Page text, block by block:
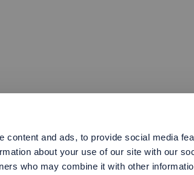
content and ads, to provide social media
about your use of our site with our
who may combine it with other